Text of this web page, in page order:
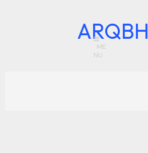
ARQBH